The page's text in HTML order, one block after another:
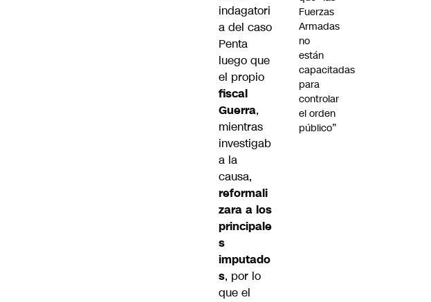
indagatori
a del caso
Penta
luego que
el propio
fiscal
Guerra,
mientras
investigab
a la
causa,
reformali
zara a los
principale
s
imputado
s, por lo
que el
Fuerzas
Armadas
no
están
capacitadas
para
controlar
el orden
público”